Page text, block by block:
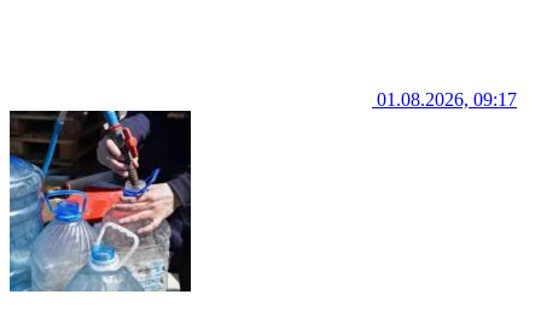
01.08.2026, 09:17